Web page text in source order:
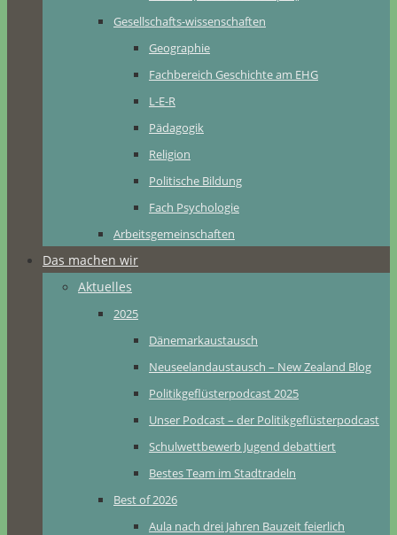
Gesellschafts-wissenschaften
Geographie
Fachbereich Geschichte am EHG
L-E-R
Pädagogik
Religion
Politische Bildung
Fach Psychologie
Arbeitsgemeinschaften
Das machen wir
Aktuelles
2025
Dänemarkaustausch
Neuseelandaustausch – New Zealand Blog
Politikgeflüsterpodcast 2025
Unser Podcast – der Politikgeflüsterpodcast
Schulwettbewerb Jugend debattiert
Bestes Team im Stadtradeln
Best of 2026
Aula nach drei Jahren Bauzeit feierlich